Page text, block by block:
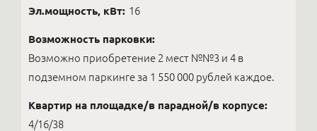
Эл.мощность, кВт: 16
Возможность парковки:
Возможно приобретение 2 мест №№3 и 4 в
подземном паркинге за 1 550 000 рублей каждое.
Квартир на площадке/в парадной/в корпусе:
4/16/38